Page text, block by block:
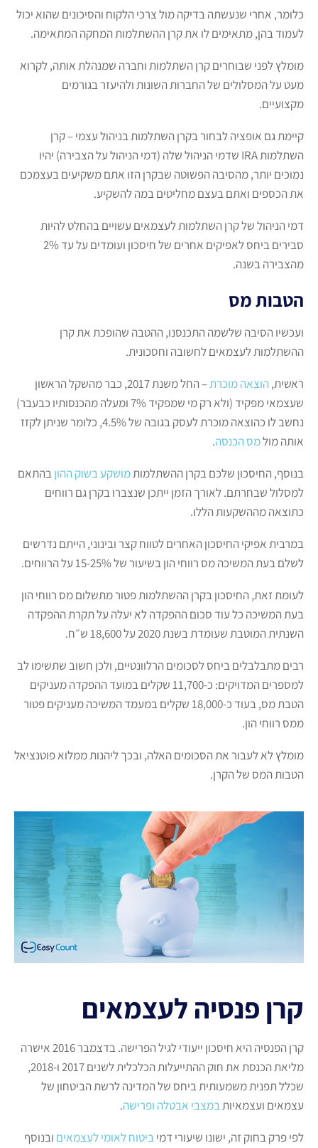
כלומר, אחרי שנעשתה בדיקה מול צרכי הלקוח והסיכונים שהוא יכול
לעמוד בהן, מתאימים לו את קרן ההשתלמות המחקה המתאימה.
מומלץ לפני שבוחרים קרן השתלמות וחברה שמנהלת אותה, לקרוא
מעט על המסלולים של החברות השונות ולהיעזר בגורמים
מקצועיים.
קיימת גם אופציה לבחור בקרן השתלמות בניהול עצמי – קרן
השתלמות IRA שדמי הניהול שלה (דמי הניהול על הצבירה) יהיו
נמוכים יותר, מהסיבה הפשוטה שבקרן הזו אתם משקיעים בעצמכם
את הכספים ואתם בעצם מחליטים במה להשקיע.
דמי הניהול של קרן השתלמות לעצמאים עשויים בהחלט להיות
סבירים ביחס לאפיקים אחרים של חיסכון ועומדים על עד 2%
מהצבירה בשנה.
הטבות מס
ועכשיו הסיבה שלשמה התכנסנו, ההטבה שהופכת את קרן
ההשתלמות לעצמאים לחשובה וחסכונית.
ראשית,הוצאה מוכרת
– החל משנת 2017, כבר מהשקל הראשון
שעצמאי מפקיד (ולא רק מי שמפקיד 7% ומעלה מהכנסותיו כבעבר)
נחשב לו כהוצאה מוכרת לעסק בגובה של 4.5%, כלומר שניתן לקזז
אותה מולמס הכנסה.
בנוסף, החיסכון שלכם בקרן ההשתלמותמושקע בשוק ההוןבהתאם
למסלול שבחרתם. לאורך הזמן ייתכן שנצברו בקרן גם רווחים
כתוצאה מההשקעות הללו.
במרבית אפיקי החיסכון האחרים לטווח קצר ובינוני, הייתם נדרשים
לשלם בעת המשיכה מס רווחי הון בשיעור של 15-25% על הרווחים.
לעומת זאת, החיסכון בקרן ההשתלמות פטור מתשלום מס רווחי הון
בעת המשיכה כל עוד סכום ההפקדה לא יעלה על תקרת ההפקדה
השנתית המוטבת שעומדת בשנת 2020 על 18,600 ש״ח.
רבים מתבלבלים ביחס לסכומים הרלוונטיים, ולכן חשוב שתשימו לב
למספרים המדויקים: כ-11,700 שקלים במועד ההפקדה מעניקים
הטבת מס, בעוד כ-18,000 שקלים במעמד המשיכה מעניקים פטור
ממס רווחי הון.
מומלץ לא לעבור את הסכומים האלה, ובכך ליהנות ממלוא פוטנציאל
הטבות המס של הקרן.
קרן פנסיה לעצמאים
קרן הפנסיה היא חיסכון ייעודי לגיל הפרישה. בדצמבר 2016 אישרה
מליאת הכנסת את חוק ההתייעלות הכלכלית לשנים 2017 ו-2018,
שכלל תפנית משמעותית ביחס של המדינה לרשת הביטחון של
עצמאים ועצמאיותבמצבי אבטלה ופרישה.
לפי פרק בחוק זה, ישונו שיעורי דמיביטוח לאומי לעצמאים ובנוסף